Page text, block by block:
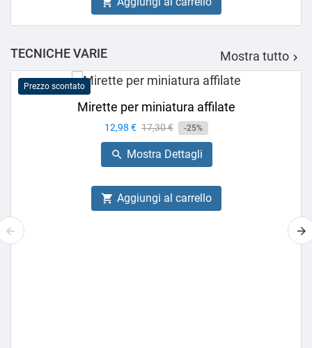
TECNICHE VARIE Mostra tutto 
Prezzo scontato
Mirette per miniatura affilate
Prezzo
12,98 € Prezzo
base
17,30 € -25%
 Mostra Dettagli
 Aggiungi al carrello